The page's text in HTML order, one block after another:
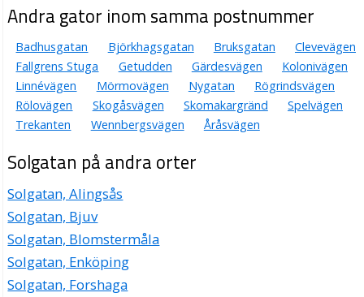
Andra gator inom samma postnummer
Badhusgatan Björkhagsgatan Bruksgatan
Clevevägen
Fallgrens Stuga
Getudden Gärdesvägen
Kolonivägen
Linnévägen
Mörmovägen Nygatan
Rögrindsvägen
Rölovägen
Skogåsvägen Skomakargränd
Spelvägen
Trekanten
Wennbergsvägen Åråsvägen
Solgatan på andra orter
Solgatan, Alingsås
Solgatan, Bjuv
Solgatan, Blomstermåla
Solgatan, Enköping
Solgatan, Forshaga